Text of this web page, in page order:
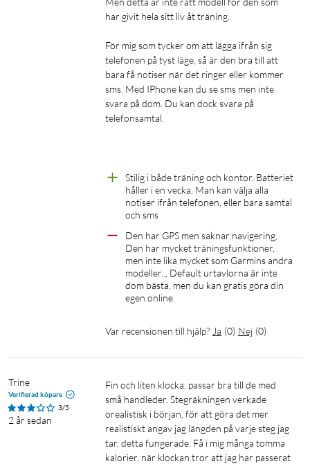
Känner av även kortare sovstunder under dagen
Hudtemperatur
Pulsmätning vid handleden
Stressövervakning
Avslappnande andning
Få en översikt över sömn, återhämtning, daglig kalender, HRV-
anpassa rapporten så att den visar vad du vill se.
Träningsfunktioner
Rullstolsläge
Animerade träningspass på skärmen
har givit hela sitt liv åt träning.
För mig som tycker om att lägga ifrån sig
telefonen på tyst läge, så är den bra till att
bara få notiser när det ringer eller kommer
sms. Med IPhone kan du se sms men inte
svara på dom. Du kan dock svara på
telefonsamtal.
Stilig i både träning och kontor, Batteriet
håller i en vecka, Man kan välja alla
notiser ifrån telefonen, eller bara samtal
och sms
Den har GPS men saknar navigering,
Den har mycket träningsfunktioner,
men inte lika mycket som Garmins andra
modeller.., Default urtavlorna är inte
dom bästa, men du kan gratis göra din
egen online
Var recensionen till hjälp? Ja (0) Nej (0)
Trine
Verifierad köpare
3/5
2 år sedan
Fin och liten klocka, passar bra till de med
små handleder. Stegräkningen verkade
orealistisk i början, för att göra det mer
realistiskt angav jag längden på varje steg jag
tar, detta fungerade. Få i mig många tomma
kalorier, när klockan tror att jag har passerat